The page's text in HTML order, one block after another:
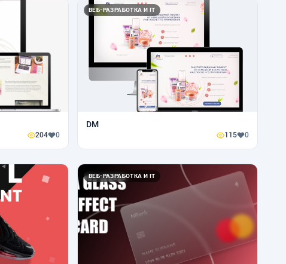
204 0
ВЕБ-РАЗРАБОТКА И IT
DM
115 0
ВЕБ-РАЗРАБОТКА И IT